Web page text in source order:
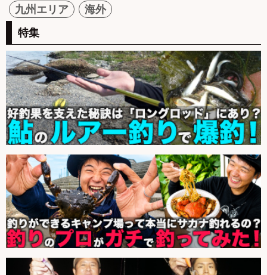
九州エリア
海外
特集